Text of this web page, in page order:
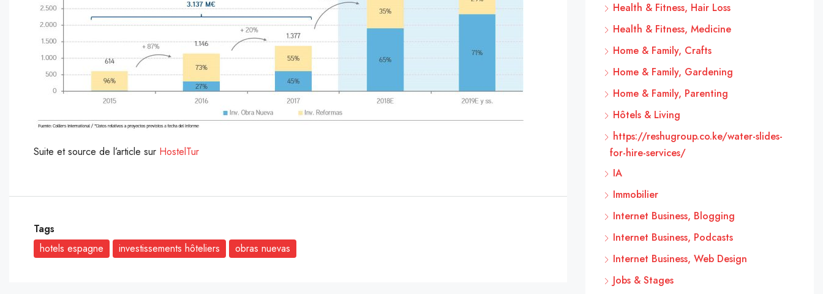
Suite et source de l’article sur HostelTur
Tags
hotels espagne
investissements hôteliers obras nuevas
Health & Fitness, Hair Loss
Health & Fitness, Medicine
Home & Family, Crafts
Home & Family, Gardening
Home & Family, Parenting
Hôtels & Living
https://reshugroup.co.ke/water-slides-
for-hire-services/
IA
Immobilier
Internet Business, Blogging
Internet Business, Podcasts
Internet Business, Web Design
Jobs & Stages